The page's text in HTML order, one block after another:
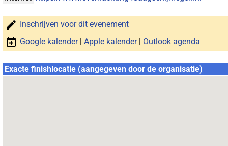
Inschrijven voor dit evenement
Google kalender| Apple kalender| Outlook agenda
Exacte finishlocatie (aangegeven door de organisatie)